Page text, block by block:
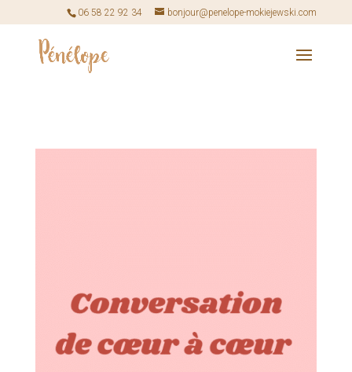
06 58 22 92 34 bonjour@penelope-mokiejewski.com